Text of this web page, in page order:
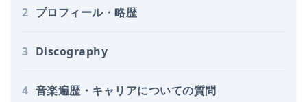
2 プロフィール・略歴
3 Discography
4 音楽遍歴・キャリアについての質問